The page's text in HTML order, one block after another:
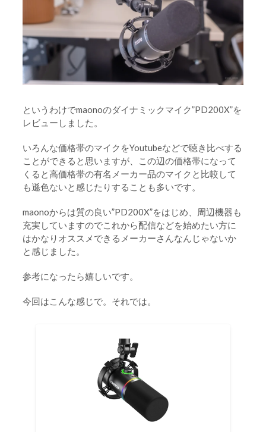
というわけでmaonoのダイナミックマイク”PD200X”を
レビューしました。
いろんな価格帯のマイクをYoutubeなどで聴き比べする
ことができると思いますが、この辺の価格帯になって
くると高価格帯の有名メーカー品のマイクと比較して
も遜色ないと感じたりすることも多いです。
maonoからは質の良い”PD200X”をはじめ、周辺機器も
充実していますのでこれから配信などを始めたい方に
はかなりオススメできるメーカーさんなんじゃないか
と感じました。
参考になったら嬉しいです。
今回はこんな感じで。それでは。